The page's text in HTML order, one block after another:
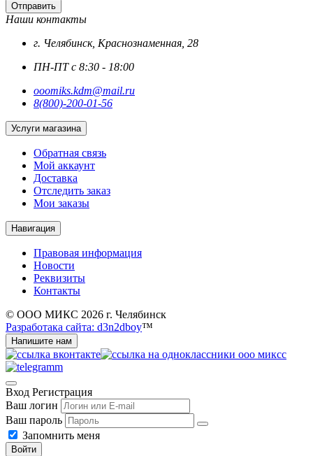
Отправить
Наши контакты
г. Челябинск, Краснознаменная, 28
ПН-ПТ с 8:30 - 18:00
ooomiks.kdm@mail.ru
8(800)-200-01-56
Услуги магазина
Обратная связь
Мой аккаунт
Доставка
Отследить заказ
Мои заказы
Навигация
Правовая информация
Новости
Реквизиты
Контакты
© ООО МИКС 2026 г. Челябинск
Разработака сайта: d3n2dboy™
Напишите нам
Вход Регистрация
Ваш логин
Ваш пароль
Запомнить меня
Войти